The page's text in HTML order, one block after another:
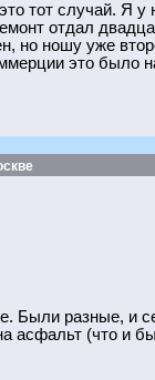
тот случай. Я
отдал
но ношу уже
это было
Были разные, и
асфальт (что и